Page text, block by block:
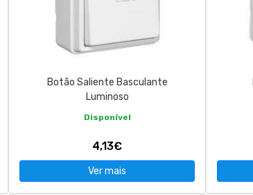
Botão Saliente Basculante
Luminoso
Disponível
4,13€
Ver mais